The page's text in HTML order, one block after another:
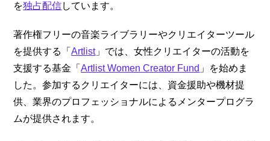
を独占配信しています。
著作権フリーの音楽ライブラリーやクリエイターツール
を提供する「Artlist」では、女性クリエイターの活動を
支援する基金「Artlist Women Creator Fund 」を始めま
した。参加するクリエイターには、資金援助や機材提
供、業界のプロフェッショナルによるメンタープログラ
ムが提供されます。